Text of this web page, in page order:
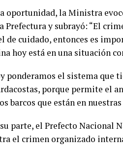
oportunidad, la Ministra
Prefectura y subrayó: “El
de cuidado, entonces es
hoy está en una situación
ponderamos el sistema que
porque permite el
barcos que están en
parte, el Prefecto Nacional
el crimen organizado